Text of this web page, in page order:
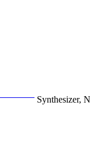
Synthesizer,